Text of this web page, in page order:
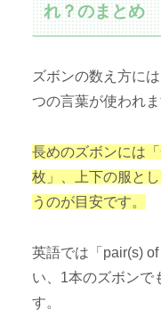
れ？のまとめ
ズボンの数え方に
つの言葉が使われま
長めのズボンには
枚」、上下の服と
うのが目安です。
英語では「pair(s)
い、1本のズボンで
す。